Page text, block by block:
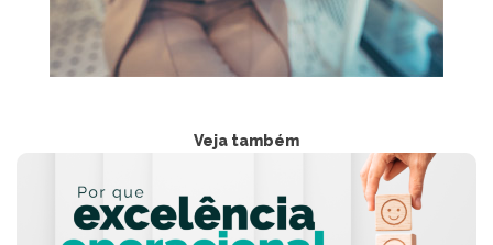
Veja também